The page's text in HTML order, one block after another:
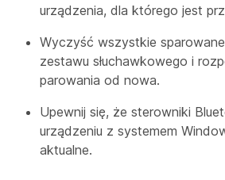
urządzenia, dla którego jest
Wyczyść wszystkie
zestawu słuchawkowego i
parowania od nowa.
Upewnij się, że sterowniki
urządzeniu z systemem
aktualne.